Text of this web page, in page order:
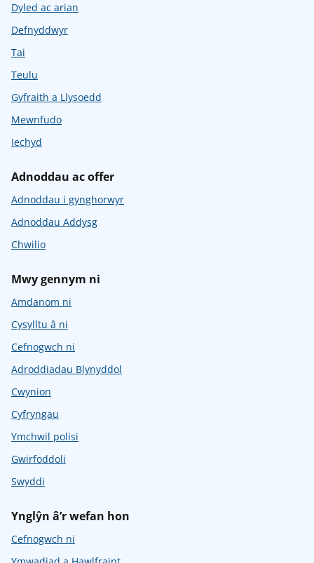
Dyled ac arian
Defnyddwyr
Tai
Teulu
Gyfraith a Llysoedd
Mewnfudo
Iechyd
Adnoddau ac offer
Adnoddau i gynghorwyr
Adnoddau Addysg
Chwilio
Mwy gennym ni
Amdanom ni
Cysylltu â ni
Cefnogwch ni
Adroddiadau Blynyddol
Cwynion
Cyfryngau
Ymchwil polisi
Gwirfoddoli
Swyddi
Ynglŷn â’r wefan hon
Cefnogwch ni